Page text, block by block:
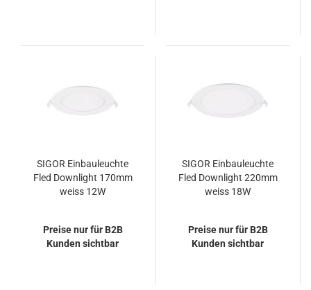
SIGOR Einbauleuchte
Fled Downlight 170mm
weiss 12W
Preise nur für B2B
Kunden sichtbar
SIGOR Einbauleuchte
Fled Downlight 220mm
weiss 18W
Preise nur für B2B
Kunden sichtbar